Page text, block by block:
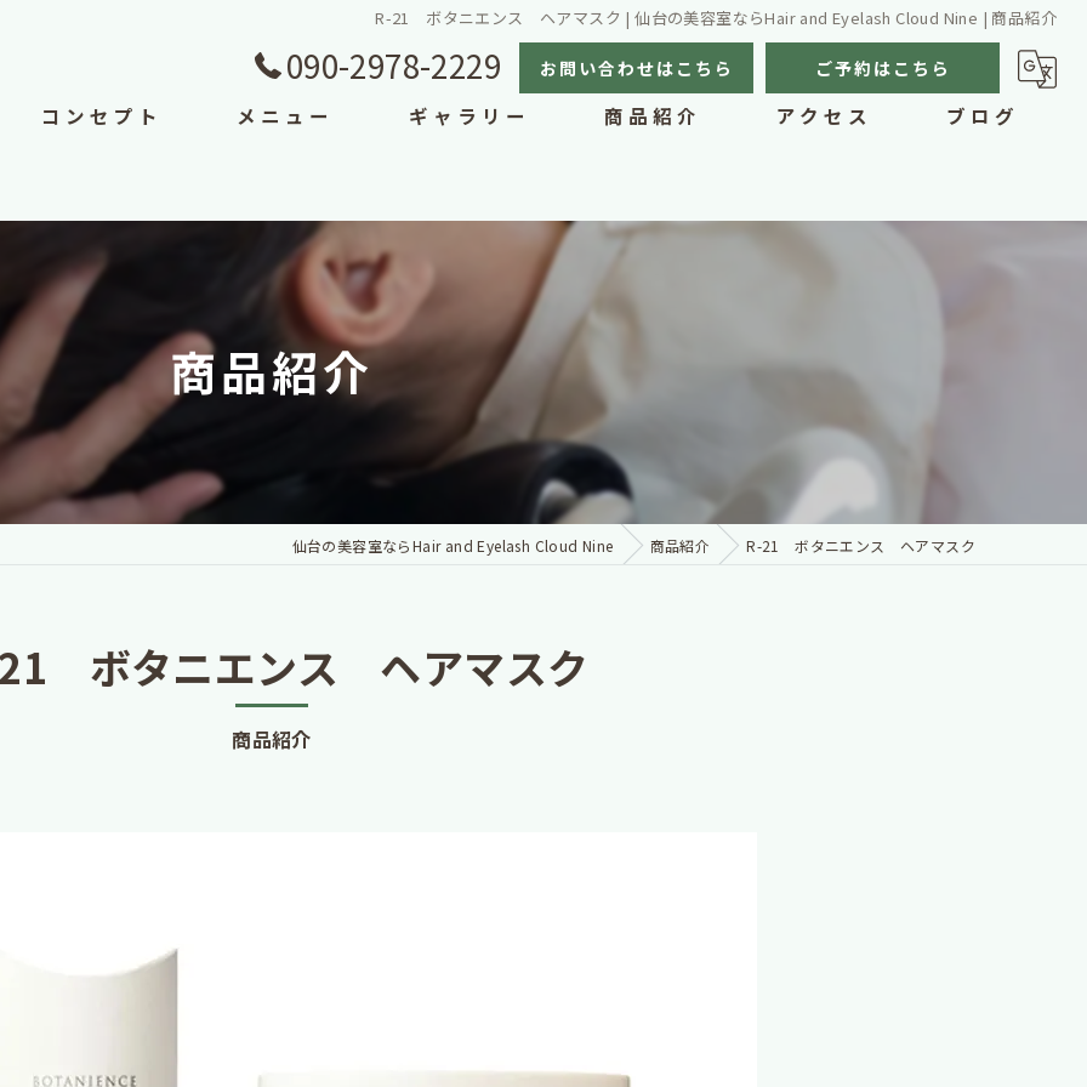
R-21 ボタニエンス ヘアマスク | 仙台の美容室ならHair and Eyelash Cloud Nine | 商品紹介
090-2978-2229 お問い合わせはこちら ご予約はこちら
コンセプト メニュー ギャラリー 商品紹介 アクセス ブログ
商品紹介
仙台の美容室ならHair and Eyelash Cloud Nine 商品紹介 R-21 ボタニエンス ヘアマスク
商品紹介
ボタニエンス ヘアマスク